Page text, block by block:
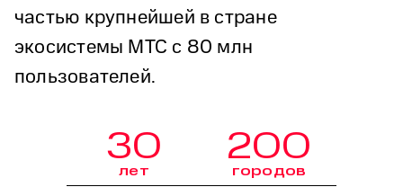
частью крупнейшей в стране
экосистемы МТС с 80 млн
пользователей.
30
лет 200
городов